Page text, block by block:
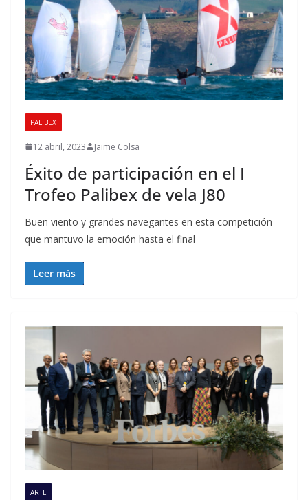
PALIBEX
12 abril, 2023 Jaime Colsa
Éxito de participación en el I
Trofeo Palibex de vela J80
Buen viento y grandes navegantes en esta competición
que mantuvo la emoción hasta el final
Leer más
ARTE